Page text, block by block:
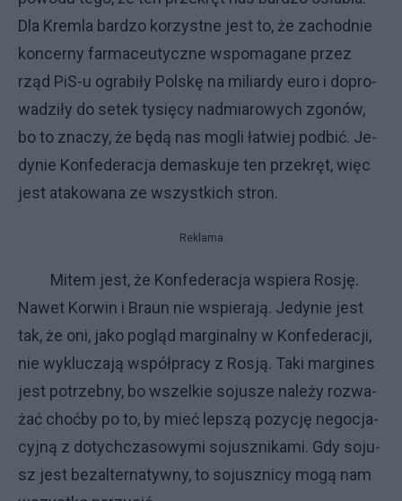
Dla Krem­la bar­dzo ko­rzyst­ne je­st to, że za­chod­nie
kon­cer­ny far­ma­ceu­tycz­ne wspo­ma­ga­ne przez
rząd PiS-u ogra­bi­ły Pol­skę na mi­liar­dy eu­ro i do­pro­
wa­dzi­ły do se­tek ty­się­cy nad­mia­ro­wy­ch zgo­nów,
bo to zna­czy, że bę­dą nas mo­gli ła­twiej pod­bić. Je­
dy­nie Kon­fe­de­ra­cja de­ma­sku­je ten prze­kręt, więc
je­st ata­ko­wa­na ze wszyst­ki­ch stron.
Reklama
Mi­tem je­st, że Kon­fe­de­ra­cja wspie­ra Ro­sję.
Na­wet Kor­win i Braun nie wspie­ra­ją. Je­dy­nie je­st
tak, że oni, ja­ko po­gląd mar­gi­nal­ny w Kon­fe­de­ra­cji,
nie wy­klu­cza­ją współ­pra­cy z Ro­sją. Ta­ki mar­gi­nes
je­st po­trzeb­ny, bo wszel­kie so­ju­sze na­le­ży roz­wa­
żać choć­by po to, by mieć lep­szą po­zy­cję ne­go­cja­
cyj­ną z do­tych­cza­so­wy­mi so­jusz­ni­ka­mi. Gdy so­ju­
sz je­st bez­al­ter­na­tyw­ny, to so­jusz­ni­cy mo­gą nam